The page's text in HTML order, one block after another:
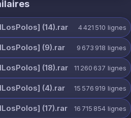
(14).rar 4 421 510 lignes
(9).rar 9 673 918 lignes
(18).rar 11 260 637 lignes
(4).rar 15 576 919 lignes
(17).rar 16 715 854 lignes